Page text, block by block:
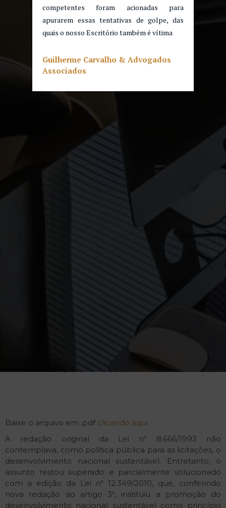
Baixe o arquivo em .pdf clicando aqui
A redação original da Lei nº 8.666/1993 não
contemplava, como política pública para as licitações, o
desenvolvimento nacional sustentável. Entretanto, o
assunto restou superado e parcialmente solucionado
com a edição da Lei nº 12.349/2010, que, conferindo
nova redação ao artigo 3º, instituiu a promoção do
desenvolvimento nacional sustentável como princípio
competentes foram acionadas para
apurarem essas tentativas de golpe, das
quais o nosso Escritório também é vítima
Guilherme Carvalho & Advogados
Associados